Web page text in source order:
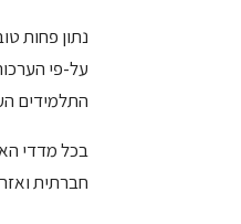
על-פי
התלמידים
בכל מדדי
חברתית